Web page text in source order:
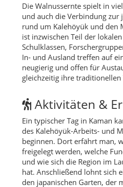
Die Walnussernte spielt in
und auch die Verbindung zur
rund um Kalehöyük und den
ist inzwischen Teil der
Schulklassen,
In- und Ausland treffen auf
neugierig und offen für
gleichzeitig ihre
Aktivitäten &
Ein typischer Tag in Kaman
des Kalehöyük-Arbeits- und
beginnen. Dort erfährt man,
freigelegt werden, welche
und wie sich die Region im
hat. Anschließend lohnt sich
den japanischen Garten, der